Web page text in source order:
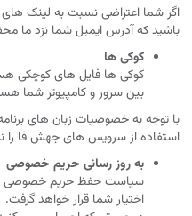
باشید که آدرس ایمیل شما نزد ما
کوکی ها
کوکی ها فایل های کوچکی
بین سرور و کامپیوتر شما
با توجه به خصوصیات زبان های
استفاده از سرویس های جهش فا را
به روز رسانی حریم خصوصی
سیاست حفظ حریم خصوصی
اختیار شما قرار خواهد گرفت.